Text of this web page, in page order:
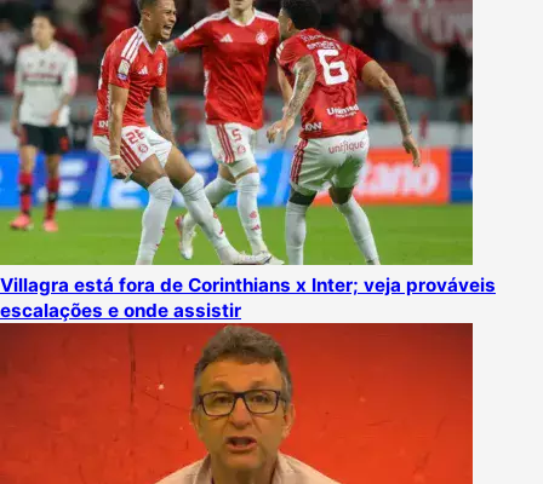
Villagra está fora de Corinthians x Inter; veja prováveis
escalações e onde assistir